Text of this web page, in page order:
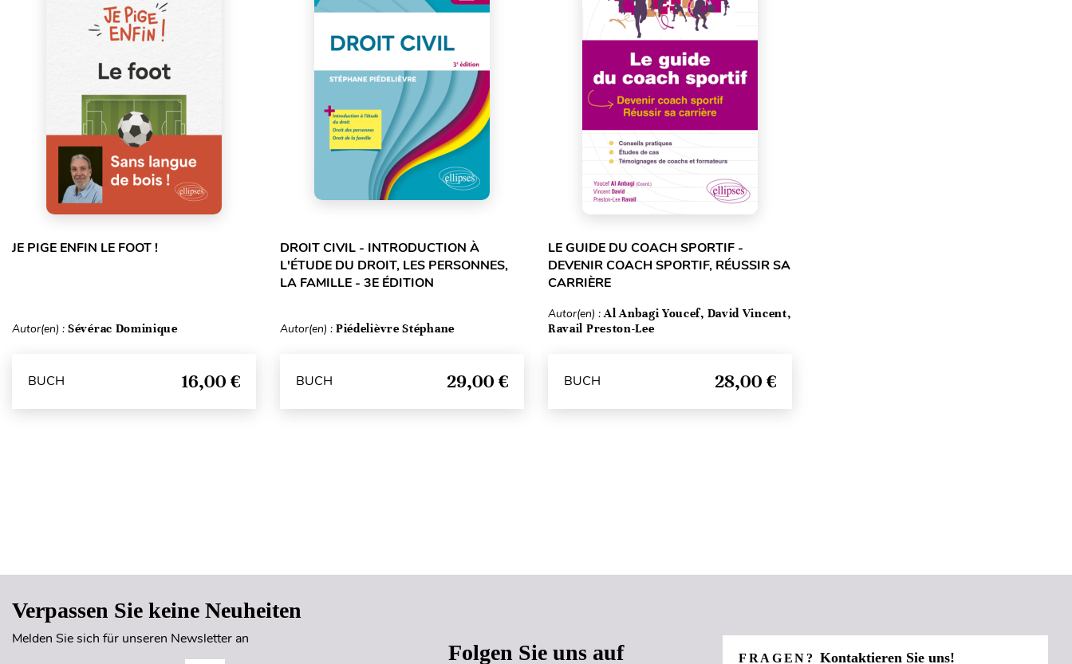
JE PIGE ENFIN LE FOOT !
Autor(en) : Sévérac Dominique
BUCH 16,00 €
DROIT CIVIL - INTRODUCTION À
L'ÉTUDE DU DROIT, LES PERSONNES,
LA FAMILLE - 3E ÉDITION
Autor(en) : Piédelièvre Stéphane
BUCH 29,00 €
LE GUIDE DU COACH SPORTIF -
DEVENIR COACH SPORTIF, RÉUSSIR SA
CARRIÈRE
Autor(en) :Al Anbagi Youcef, David Vincent,
Ravail Preston-Lee
BUCH 28,00 €
Verpassen Sie keine Neuheiten
Melden Sie sich für unseren Newsletter an
Folgen Sie uns auf FRAGEN?Kontaktieren Sie uns!